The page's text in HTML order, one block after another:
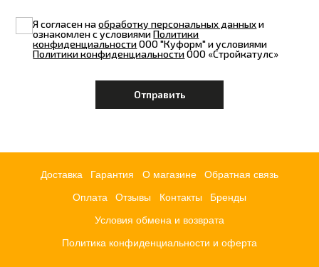
Я согласен наобработку персональных данныхи
ознакомлен с условиямиПолитики
конфиденциальностиООО "Куформ" и условиями
Политики конфиденциальностиООО «Стройкатулс»
Доставка Гарантия О магазине Обратная связь
Оплата Отзывы Контакты Бренды
Условия обмена и возврата
Политика конфиденциальности и оферта